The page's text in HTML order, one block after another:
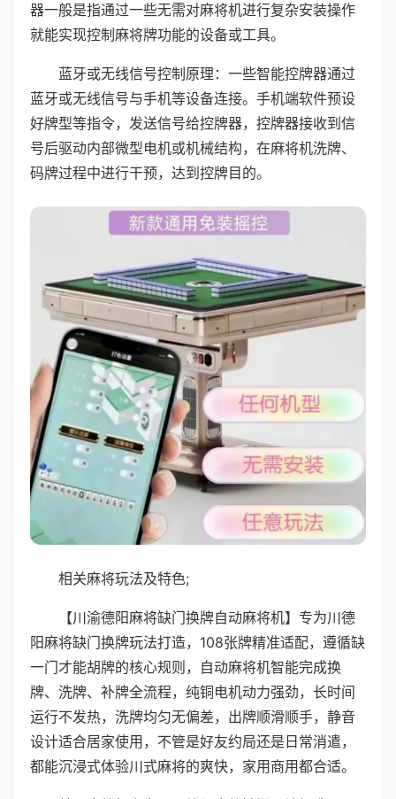
器一般是指通过一些无需对麻将机进行复杂安装操作
就能实现控制麻将牌功能的设备或工具。
蓝牙或无线信号控制原理：一些智能控牌器通过
蓝牙或无线信号与手机等设备连接。手机端软件预设
好牌型等指令，发送信号给控牌器，控牌器接收到信
号后驱动内部微型电机或机械结构，在麻将机洗牌、
码牌过程中进行干预，达到控牌目的。
相关麻将玩法及特色;
【川渝德阳麻将缺门换牌自动麻将机】专为川德
阳麻将缺门换牌玩法打造，108张牌精准适配，遵循缺
一门才能胡牌的核心规则，自动麻将机智能完成换
牌、洗牌、补牌全流程，纯铜电机动力强劲，长时间
运行不发热，洗牌均匀无偏差，出牌顺滑顺手，静音
设计适合居家使用，不管是好友约局还是日常消遣，
都能沉浸式体验川式麻将的爽快，家用商用都合适。